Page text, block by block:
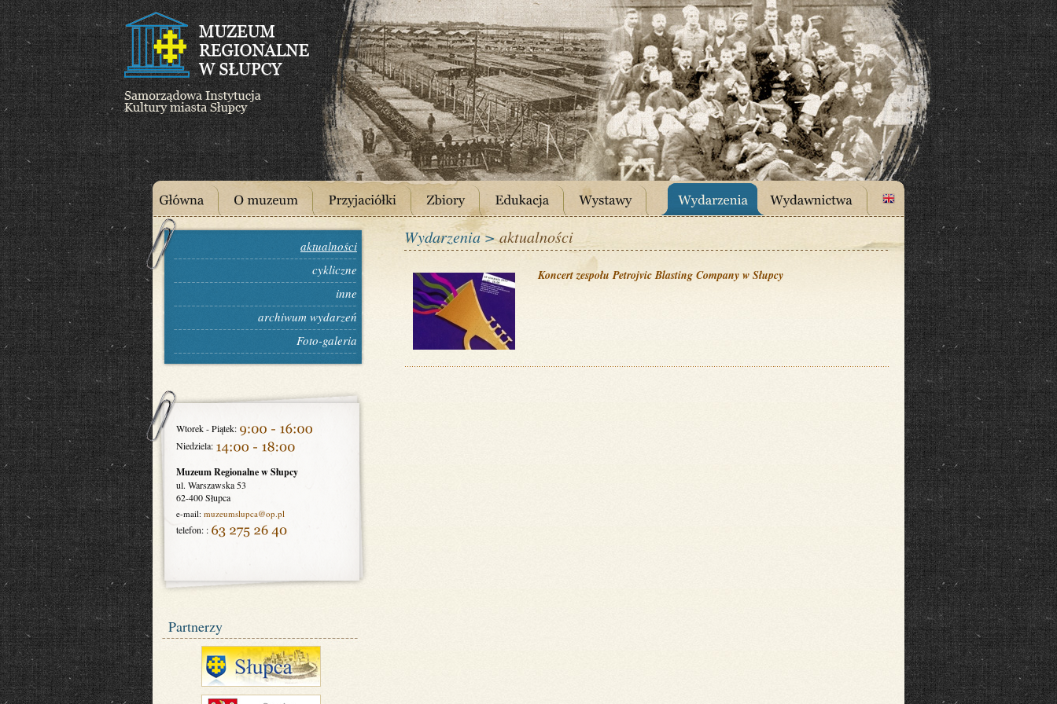
aktualności
cykliczne
inne
archiwum wydarzeń
Foto-galeria
Wtorek - Piątek:
Niedziela:
Muzeum Regionalne w Słupcy
ul. Warszawska 53
62-400 Słupca
e-mail: muzeumslupca@op.pl
telefon: :
Partnerzy
Wydarzenia >aktualności
Koncert zespołu Petrojvic Blasting Company w Słupcy